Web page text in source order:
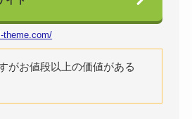
theme.com/
がお値段以上の価値がある